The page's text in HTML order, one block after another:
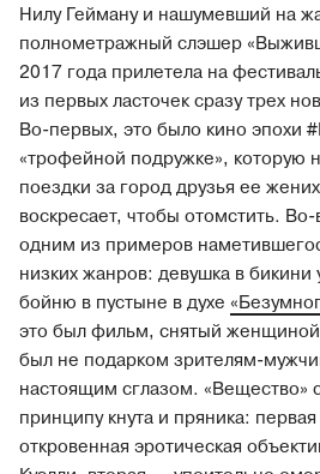
Нилу Гейману и нашумевший на
полнометражный слэшер
2017 года прилетела на
из первых ласточек сразу трех
Во-первых, это было кино эпохи
«трофейной подружке», которую
поездки за город друзья ее
воскресает, чтобы отомстить.
одним из примеров
низких жанров: девушка в бикини
бойню в пустыне в духе
это был фильм, снятый
был не подарком зрителям-
настоящим сглазом. «Вещество»
принципу кнута и пряника:
откровенная эротическая